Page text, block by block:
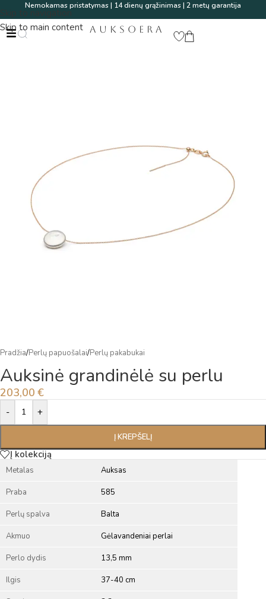
Skip to navigation
Skip to main content
Nemokamas pristatymas | 14 dienų grąžinimas | 2 metų garantija
AUKSOERA
Pradžia/Perlų papuošalai/Perlų pakabukai
Auksinė grandinėlė su perlu
203,00 €
- +
Į KREPŠELĮ
Alternative:
Į kolekciją
Metalas Auksas
Praba 585
Perlų spalva Balta
Akmuo Gėlavandeniai perlai
Perlo dydis 13,5 mm
Ilgis 37-40 cm